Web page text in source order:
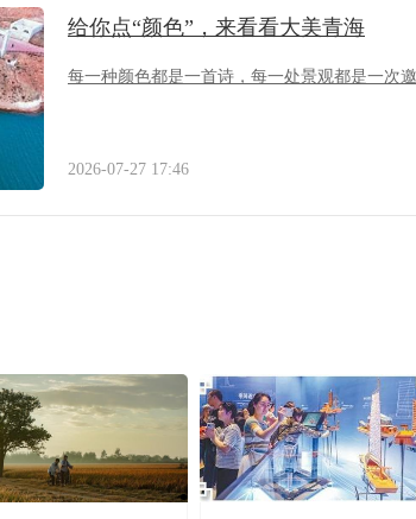
给你点“颜色”，来看看大美青海
每一种颜色都是一首诗，每一处景观都是一次
2026-07-27 17:46